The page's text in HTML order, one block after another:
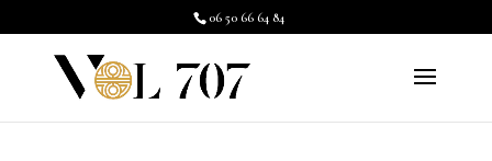
06 50 66 64 84